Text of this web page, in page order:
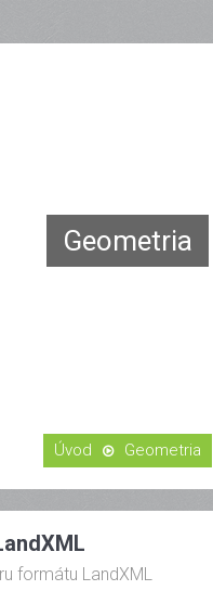
Geometria
Geometria
formátu LandXML